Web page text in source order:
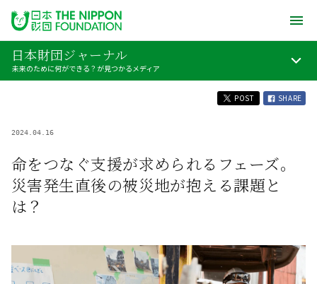
日本財団ジャーナル
未来のために何ができる？が見つかるメディア
POST SHARE
2024.04.16
命をつなぐ支援が求められるフェーズ。
災害発生直後の被災地が抱える課題と
は？